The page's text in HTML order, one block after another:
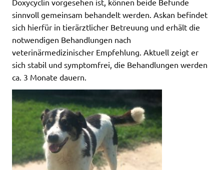
Doxycyclin vorgesehen ist, können beide Befunde
sinnvoll gemeinsam behandelt werden. Askan befindet
sich hierfür in tierärztlicher Betreuung und erhält die
notwendigen Behandlungen nach
veterinärmedizinischer Empfehlung. Aktuell zeigt er
sich stabil und symptomfrei, die Behandlungen werden
ca. 3 Monate dauern.